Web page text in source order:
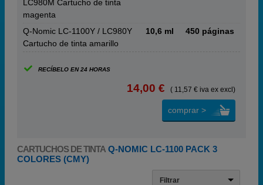
LC980M Cartucho de tinta
magenta
Q-Nomic LC-1100Y / LC980Y
Cartucho de tinta amarillo
10,6 ml 450 páginas
RECÍBELO EN 24 HORAS
14,00 € ( 11,57 € iva ex excl)
comprar >
CARTUCHOS DE TINTA Q-NOMIC LC-1100 PACK 3
COLORES (CMY)
Filtrar